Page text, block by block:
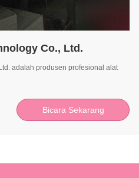
Co., Ltd.
adalah produsen profesional alat
Bicara Sekarang